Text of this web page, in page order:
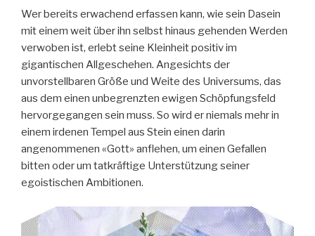
Wer bereits erwachend erfassen kann, wie sein Dasein
mit einem weit über ihn selbst hinaus gehenden Werden
verwoben ist, erlebt seine Kleinheit positiv im
gigantischen Allgeschehen. Angesichts der
unvorstellbaren Größe und Weite des Universums, das
aus dem einen unbegrenzten ewigen Schöpfungsfeld
hervorgegangen sein muss. So wird er niemals mehr in
einem irdenen Tempel aus Stein einen darin
angenommenen «Gott» anflehen, um einen Gefallen
bitten oder um tatkräftige Unterstützung seiner
egoistischen Ambitionen.